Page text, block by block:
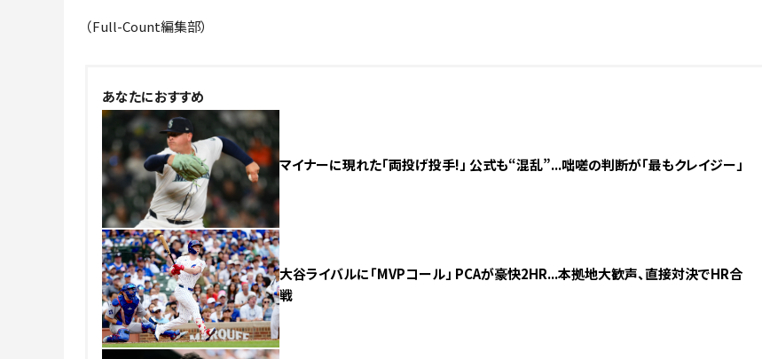
（Full-Count編集部）
あなたにおすすめ
マイナーに現れた「両投げ投手!」 公式も“混乱”...咄嗟の判断が「最もクレイジー」
大谷ライバルに「MVPコール」 PCAが豪快2HR...本拠地大歓声、直接対決でHR合
戦